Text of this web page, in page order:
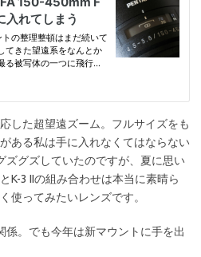
した超望遠ズーム。フルサイズをも
ある私は手に入れなくてはならない
ズグズしていたのですが、夏に思い
K-3 IIの組み合わせは本当に素晴ら
使ってみたいレンズです。
。でも今年は新マウントに手を出